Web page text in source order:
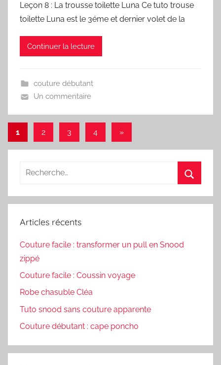
Leçon 8 : La trousse toilette Luna Ce tuto trouse
toilette Luna est le 3éme et dernier volet de la
Continuer la lecture
couture débutant
Un commentaire
Pagination
des
publications
1 2 3 4
Articles
»
Recherche
:
Articles récents
Couture facile : transformer un pull en Snood
zippé
Couture facile : Coussin voyage
Robe chasuble Cléa
Tuto snood sans couture apparente
Couture débutant : cape poncho